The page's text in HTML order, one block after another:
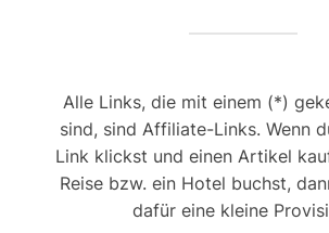
Alle Links, die mit einem (*)
sind, sind Affiliate-Links. Wenn
Link klickst und einen Artikel
Reise bzw. ein Hotel buchst,
dafür eine kleine